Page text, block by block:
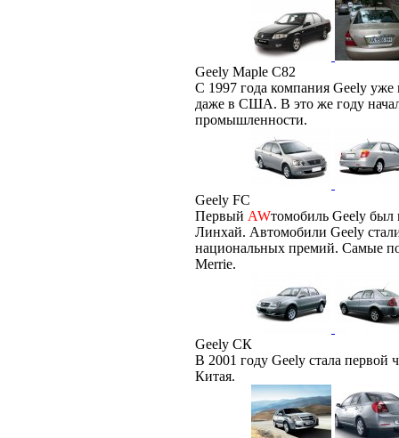
Geely Maple C82
С 1997 года компания Geely
даже в США. В это же году
промышленности.
Geely FC
Первый AWтомобиль Geely был
Линхай. Автомобили Geely
национальных премий. Самые
Merrie.
Geely СК
В 2001 году Geely стала первой
Китая.